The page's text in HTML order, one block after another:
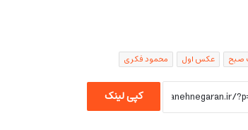
صبح عکس اول محمود فکری
کپی لینک